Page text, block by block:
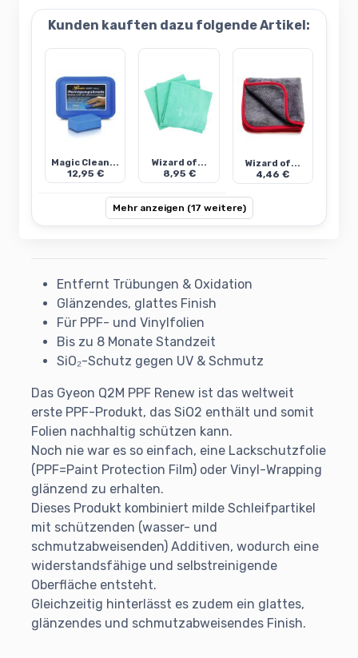
Kunden kauften dazu folgende Artikel:
Magic Clean...
12,95 €
Wizard of...
8,95 €
Wizard of...
4,46 €
Mehr anzeigen (17 weitere)
Entfernt Trübungen & Oxidation
Glänzendes, glattes Finish
Für PPF- und Vinylfolien
Bis zu 8 Monate Standzeit
SiO₂-Schutz gegen UV & Schmutz
Das Gyeon Q2M PPF Renew ist das weltweit
erste PPF-Produkt, das SiO2 enthält und somit
Folien nachhaltig schützen kann.
Noch nie war es so einfach, eine Lackschutzfolie
(PPF=Paint Protection Film) oder Vinyl-Wrapping
glänzend zu erhalten.
Dieses Produkt kombiniert milde Schleifpartikel
mit schützenden (wasser- und
schmutzabweisenden) Additiven, wodurch eine
widerstandsfähige und selbstreinigende
Oberfläche entsteht.
Gleichzeitig hinterlässt es zudem ein glattes,
glänzendes und schmutzabweisendes Finish.